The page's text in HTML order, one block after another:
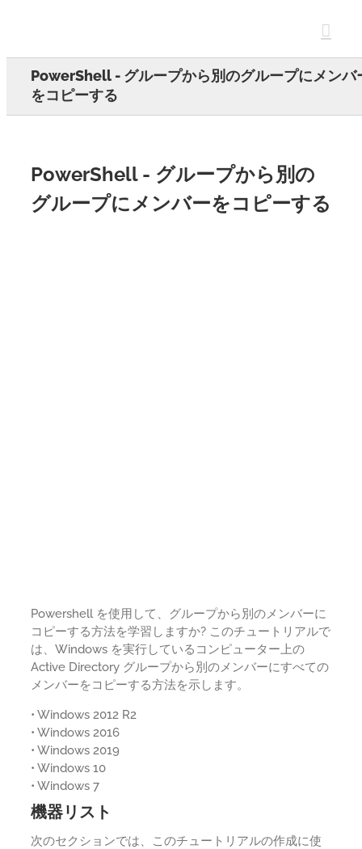
PowerShell - グループから別のグループにメンバ
をコピーする
PowerShell - グループから別の
グループにメンバーをコピーする
Powershell を使用して、グループから別のメンバーに
コピーする方法を学習しますか? このチュートリアルで
は、Windows を実行しているコンピューター上の
Active Directory グループから別のメンバーにすべての
メンバーをコピーする方法を示します。
• Windows 2012 R2
• Windows 2016
• Windows 2019
• Windows 10
• Windows 7
機器リスト
次のセクションでは、このチュートリアルの作成に使